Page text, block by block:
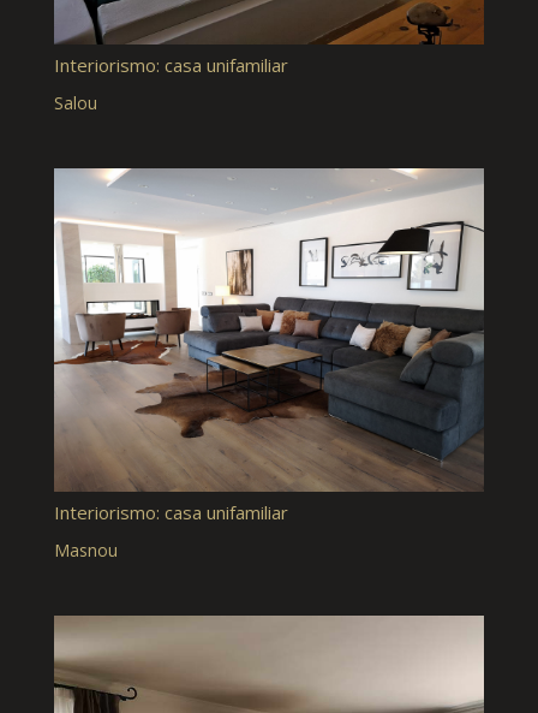
Interiorismo: casa unifamiliar
Salou
Interiorismo: casa unifamiliar
Masnou